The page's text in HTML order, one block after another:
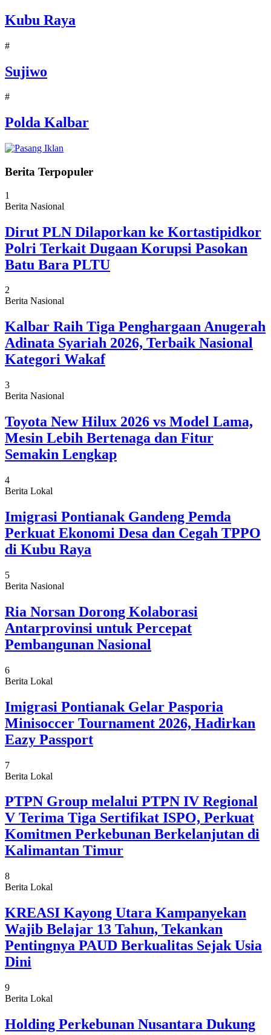
Kubu Raya
#
Sujiwo
#
Polda Kalbar
Berita Terpopuler
1
Berita Nasional
Dirut PLN Dilaporkan ke Kortastipidkor
Polri Terkait Dugaan Korupsi Pasokan
Batu Bara PLTU
2
Berita Nasional
Kalbar Raih Tiga Penghargaan Anugerah
Adinata Syariah 2026, Terbaik Nasional
Kategori Wakaf
3
Berita Nasional
Toyota New Hilux 2026 vs Model Lama,
Mesin Lebih Bertenaga dan Fitur
Semakin Lengkap
4
Berita Lokal
Imigrasi Pontianak Gandeng Pemda
Perkuat Ekonomi Desa dan Cegah TPPO
di Kubu Raya
5
Berita Nasional
Ria Norsan Dorong Kolaborasi
Antarprovinsi untuk Percepat
Pembangunan Nasional
6
Berita Lokal
Imigrasi Pontianak Gelar Pasporia
Minisoccer Tournament 2026, Hadirkan
Eazy Passport
7
Berita Lokal
PTPN Group melalui PTPN IV Regional
V Terima Tiga Sertifikat ISPO, Perkuat
Komitmen Perkebunan Berkelanjutan di
Kalimantan Timur
8
Berita Lokal
KREASI Kayong Utara Kampanyekan
Wajib Belajar 13 Tahun, Tekankan
Pentingnya PAUD Berkualitas Sejak Usia
Dini
9
Berita Lokal
Holding Perkebunan Nusantara Dukung